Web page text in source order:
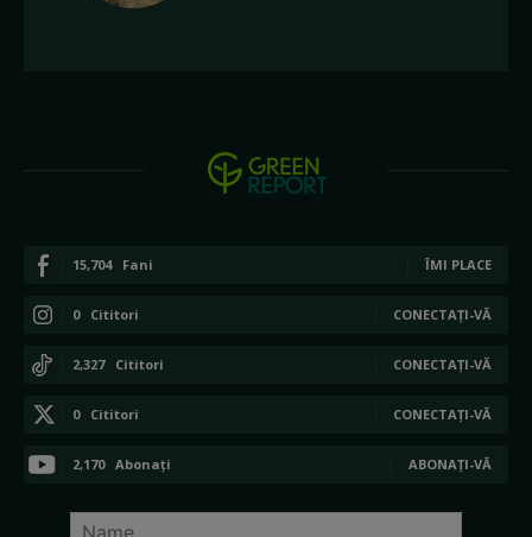
15,704 Fani ÎMI PLACE
0 Cititori CONECTAȚI-VĂ
2,327 Cititori CONECTAȚI-VĂ
0 Cititori CONECTAȚI-VĂ
2,170 Abonați ABONAȚI-VĂ